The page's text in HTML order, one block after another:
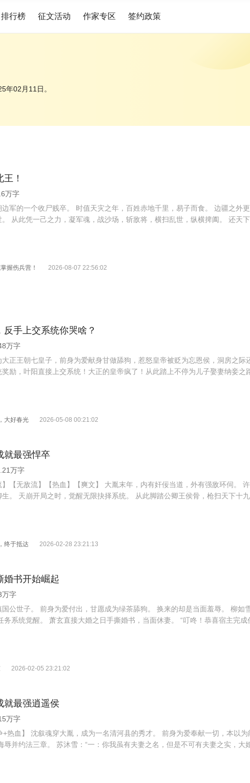
排行榜 征文活动 作家专区 签约政策
年02月11日。
！
万字
军的一个收尸贱卒。 时值天灾之年，百姓赤地千里，易子而食。 边疆之外
从此凭一己之力，凝军魂，战沙场，斩敌将，横扫乱世，纵横捭阖。 还天
握伤兵营！ 2026-08-07 22:56:02
手上交系统你哭啥？
万字
正王朝七皇子，前身为爱献身甘做舔狗，惹怒皇帝被贬为忘恩侯，洞房之
励，叶阳直接上交系统！大正的皇帝疯了！从此踏上不停为儿子娶妻纳妾
推，成就千古一帝！
大好春光 2026-05-08 00:21:02
就最强悍卒
万字
】【无敌流】【热血】【爽文】 大胤末年，内有奸佞当道，外有强敌环伺。
。 天崩开局之时，觉醒无限抉择系统。 从此脚踏公卿王侯骨，枪扫天下十
终于抵达 2026-02-28 23:21:13
婚书开始崛起
万字
公世子。 前身为爱付出，甘愿成为绿茶舔狗。 换来的却是当面羞辱。 柳
系统觉醒。 萧玄直接大婚之日手撕婚书，当面休妻。 “叮咚！恭喜宿主完成
2026-02-05 23:21:02
就最强逍遥侯
万字
+热血】 沈叙魂穿大胤，成为一名清河县的秀才。 前身为爱奉献一切，本以
并约法三章。 苏沐雪：“一：你我虽有夫妻之名，但是不可有夫妻之实，大
篇如雨下，成就一代文魁。万军从众取敌首，挥手间荡平天下！ 时人感叹：